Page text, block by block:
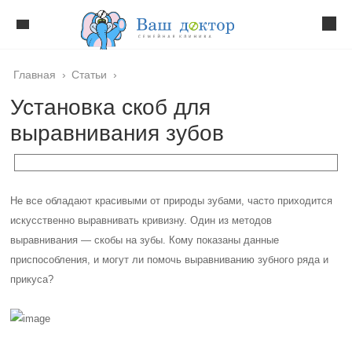
Главная › Статьи ›
Установка скоб для
выравнивания зубов
Не все обладают красивыми от природы зубами, часто приходится
искусственно выравнивать кривизну. Один из методов
выравнивания — скобы на зубы. Кому показаны данные
приспособления, и могут ли помочь выравниванию зубного ряда и
прикуса?